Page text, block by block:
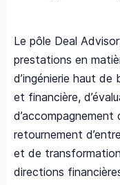
Le pôle Deal
prestations en
d’ingénierie haut
et financière,
retournement
et de
directions